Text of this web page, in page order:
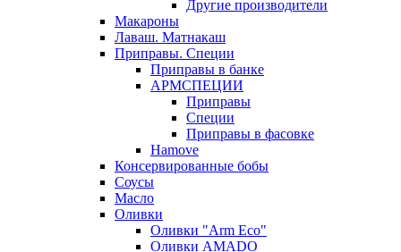
Другие производители
Макароны
Лаваш. Матнакаш
Приправы. Специи
Приправы в банке
АРМСПЕЦИИ
Приправы
Специи
Приправы в фасовке
Hamove
Консервированные бобы
Соусы
Масло
Оливки
Оливки "Arm Eco"
Оливки AMADO